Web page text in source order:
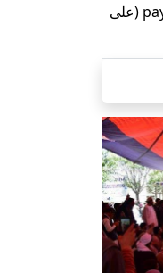
payam.44@gmail.com (علی